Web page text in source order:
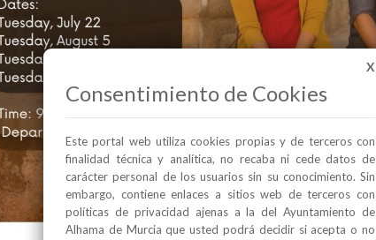
X
Consentimiento de Cookies
Este portal web utiliza cookies propias y de terceros con
finalidad técnica y analítica, no recaba ni cede datos de
carácter personal de los usuarios sin su conocimiento. Sin
embargo, contiene enlaces a sitios web de terceros con
políticas de privacidad ajenas a la del Ayuntamiento de
Alhama de Murcia que usted podrá decidir si acepta o no